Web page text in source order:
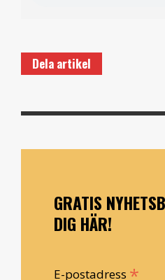
Dela artikel
GRATIS
DIG HÄR!
E-postadress *